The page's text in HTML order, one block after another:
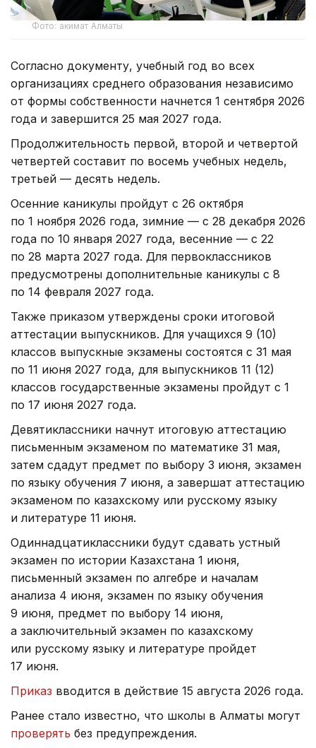
Фото: акимат Алматы
Согласно документу, учебный год во всех
организациях среднего образования независимо
от формы собственности начнется 1 сентября 2026
года и завершится 25 мая 2027 года.
Продолжительность первой, второй и четвертой
четвертей составит по восемь учебных недель,
третьей — десять недель.
Осенние каникулы пройдут с 26 октября
по 1 ноября 2026 года, зимние — с 28 декабря 2026
года по 10 января 2027 года, весенние — с 22
по 28 марта 2027 года. Для первоклассников
предусмотрены дополнительные каникулы с 8
по 14 февраля 2027 года.
Также приказом утверждены сроки итоговой
аттестации выпускников. Для учащихся 9 (10)
классов выпускные экзамены состоятся с 31 мая
по 11 июня 2027 года, для выпускников 11 (12)
классов государственные экзамены пройдут с 1
по 17 июня 2027 года.
Девятиклассники начнут итоговую аттестацию
письменным экзаменом по математике 31 мая,
затем сдадут предмет по выбору 3 июня, экзамен
по языку обучения 7 июня, а завершат аттестацию
экзаменом по казахскому или русскому языку
и литературе 11 июня.
Одиннадцатиклассники будут сдавать устный
экзамен по истории Казахстана 1 июня,
письменный экзамен по алгебре и началам
анализа 4 июня, экзамен по языку обучения
9 июня, предмет по выбору 14 июня,
а заключительный экзамен по казахскому
или русскому языку и литературе пройдет
17 июня.
Приказ вводится в действие 15 августа 2026 года.
Ранее стало известно, что школы в Алматы могут
проверять без предупреждения.